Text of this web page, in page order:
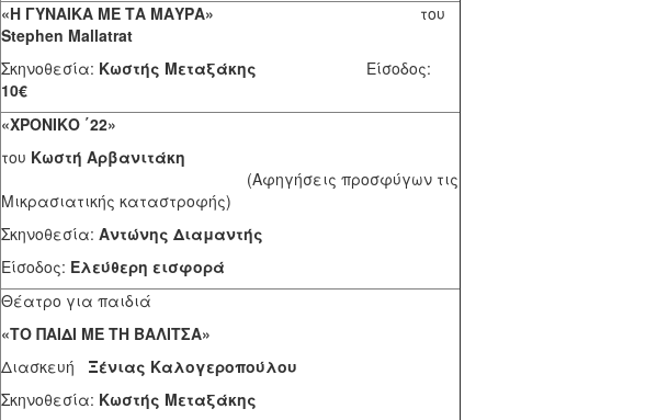
«Η ΓΥΝΑΙΚΑ ΜΕ ΤΑ ΜΑΥΡΑ» του
Stephen Mallatrat
Σκηνοθεσία: Κωστής Μεταξάκης Είσοδος:
10€
«ΧΡΟΝΙΚΟ ΄22»
του Κωστή Αρβανιτάκη
(Αφηγήσεις προσφύγων τις
Μικρασιατικής καταστροφής)
Σκηνοθεσία: Αντώνης Διαμαντής
Είσοδος: Ελεύθερη εισφορά
Θέατρο για παιδιά
«ΤΟ ΠΑΙΔΙ ΜΕ ΤΗ ΒΑΛΙΤΣΑ»
Διασκευή Ξένιας Καλογεροπούλου
Σκηνοθεσία: Κωστής Μεταξάκης